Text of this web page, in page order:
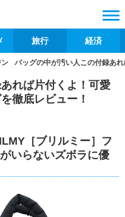
旅行 経済
ン バッグの中が汚い人この付録あ
れば片付くよ！可愛
徹底レビュー！
［ブリルミー］フ
いらないズボラに優